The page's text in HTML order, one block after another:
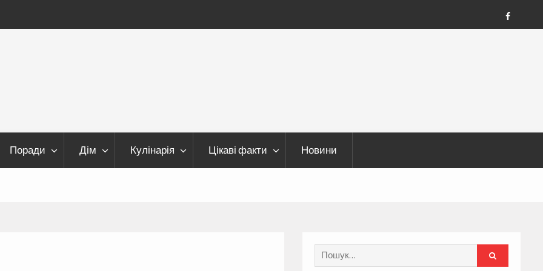
FB
Поради Дім Кулінарія Цікаві факти Новини
Search